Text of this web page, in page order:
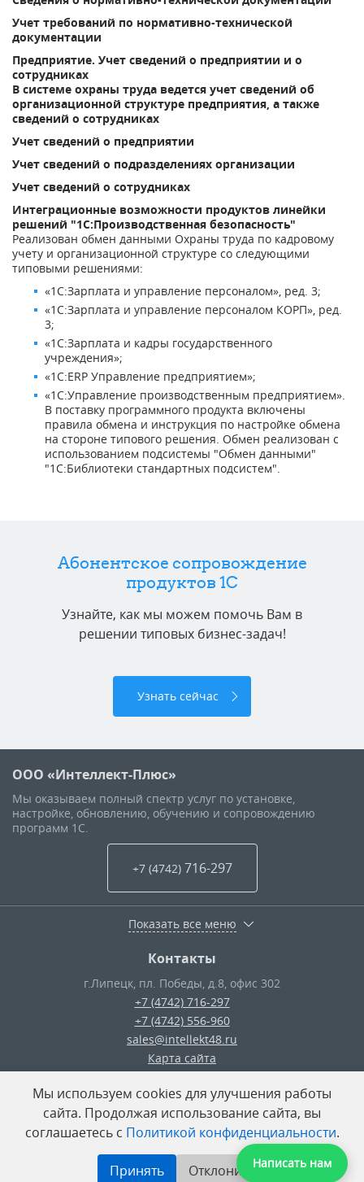
Учет требований по нормативно-технической
документации
Предприятие. Учет сведений о предприятии и о
сотрудниках
В системе охраны труда ведется учет сведений об
организационной структуре предприятия, а также
сведений о сотрудниках
Учет сведений о предприятии
Учет сведений о подразделениях организации
Учет сведений о сотрудниках
Интеграционные возможности продуктов линейки
решений "1С:Производственная безопасность"
Реализован обмен данными Охраны труда по кадровому
учету и организационной структуре со следующими
типовыми решениями:
«1С:Зарплата и управление персоналом», ред. 3;
«1С:Зарплата и управление персоналом КОРП», ред.
3;
«1С:Зарплата и кадры государственного
учреждения»;
«1С:ERP Управление предприятием»;
«1С:Управление производственным предприятием».
В поставку программного продукта включены
правила обмена и инструкция по настройке обмена
на стороне типового решения. Обмен реализован с
использованием подсистемы "Обмен данными"
"1С:Библиотеки стандартных подсистем".
Абонентское сопровождение
продуктов 1C
Узнайте, как мы можем помочь Вам в
решении типовых бизнес-задач!
Узнать сейчас
ООО «Интеллект-Плюс»
Мы оказываем полный спектр услуг по установке,
настройке, обновлению, обучению и сопровождению
программ 1С.
+7 (4742) 716-297
Показать все меню
Контакты
г.Липецк пл. Победы, д.8, офис 302
+7 (4742) 716-297
+7 (4742) 556-960
sales@intellekt48.ru
Карта сайта
© ООО «Интеллект-Плюс»— 2026
Поделиться:
Разработка сайта —«Unika»’18
Написать нам
Мы используем cookies для улучшения работы
сайта. Продолжая использование сайта, вы
соглашаетесь с Политикой конфиденциальности.
Принять Отклонить